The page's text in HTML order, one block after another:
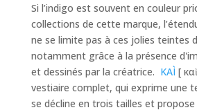
Si l’indigo est souvent en couleur
collections de cette marque,
ne se limite pas à ces jolies teintes
notamment grâce à la présence
et dessinés par la créatrice. KAÌ [
vestiaire complet, qui exprime une
se décline en trois tailles et